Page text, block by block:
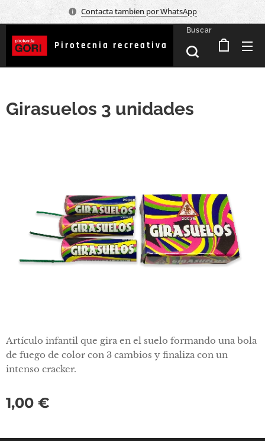
Contacta tambien por WhatsApp
Pirotecnia recreativa
Buscar
Girasuelos 3 unidades
Artículo infantil que gira en el suelo formando una bola
de fuego de color con 3 cambios y finaliza con un
intenso cracker.
1,00 €